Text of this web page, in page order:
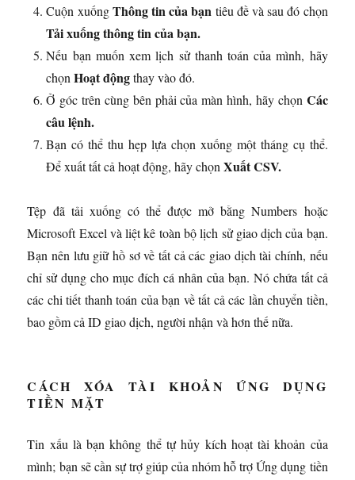
Cuộn xuốngThông tin của bạn tiêu đề và sau đó chọn
Tải xuống thông tin của bạn.
Nếu bạn muốn xem lịch sử thanh toán của mình, hãy
chọnHoạt độngthay vào đó.
Ở góc trên cùng bên phải của màn hình, hãy chọn Các
câu lệnh.
Bạn có thể thu hẹp lựa chọn xuống một tháng cụ thể.
Để xuất tất cả hoạt động, hãy chọnXuất CSV.
Tệp đã tải xuống có thể được mở bằng Numbers hoặc
Microsoft Excel và liệt kê toàn bộ lịch sử giao dịch của bạn.
Bạn nên lưu giữ hồ sơ về tất cả các giao dịch tài chính, nếu
chỉ sử dụng cho mục đích cá nhân của bạn. Nó chứa tất cả
các chi tiết thanh toán của bạn về tất cả các lần chuyển tiền,
bao gồm cả ID giao dịch, người nhận và hơn thế nữa.
CÁCH XÓA TÀI KHOẢN ỨNG DỤNG
TIỀN MẶT
Tin xấu là bạn không thể tự hủy kích hoạt tài khoản của
mình; bạn sẽ cần sự trợ giúp của nhóm hỗ trợ Ứng dụng tiền